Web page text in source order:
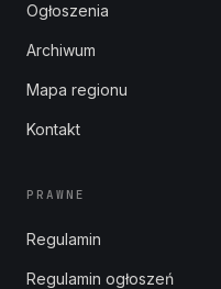
Ogłoszenia
Archiwum
Mapa regionu
Kontakt
PRAWNE
Regulamin
Regulamin ogłoszeń